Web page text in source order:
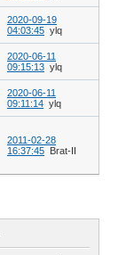
2020-09-19
04:03:45 ylq
2020-06-11
09:15:13 ylq
2020-06-11
09:11:14 ylq
2011-02-28
16:37:45 Brat-II